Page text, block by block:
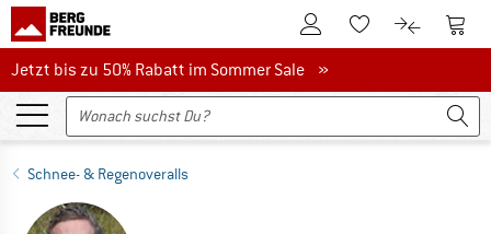
Zum KundenkontoZum Merkzettel.
Zum Zum
Jetzt bis zu 50% Rabatt im Sommer Sale
Jetzt bis zu 50% Rabatt im Sommer Sale »
Schnee- & Regenoveralls